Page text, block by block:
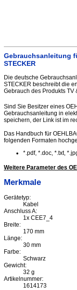
Gebrauchsanleitung
STECKER
Die deutsche
STECKER beschreibt die
Gebrauch des Produkts TV
Sind Sie Besitzer eines
Gebrauchsanleitung in
speichern, der Link ist im
Das Handbuch für
folgenden Formaten
*.pdf, *.doc, *.txt,
Weitere Parameter des
Merkmale
Gerätetyp:
Kabel
Anschluss A:
1x CEE7_4
Breite:
170 mm
Länge:
30 mm
Farbe:
Schwarz
Gewicht:
32 g
Artikelnummer:
1614173